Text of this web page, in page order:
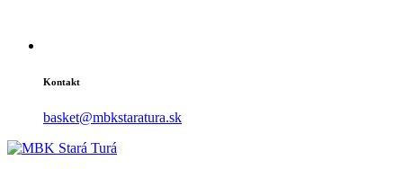
Kontakt
basket@mbkstaratura.sk